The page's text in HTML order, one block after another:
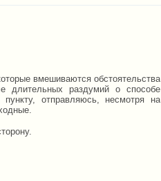
вмешиваются обстоятельства
раздумий о способе
отправляюсь, несмотря на